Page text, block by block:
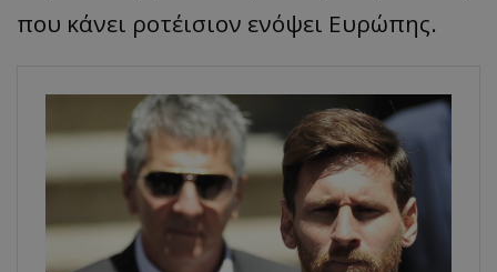
που κάνει ροτέισιον ενόψει Ευρώπης.